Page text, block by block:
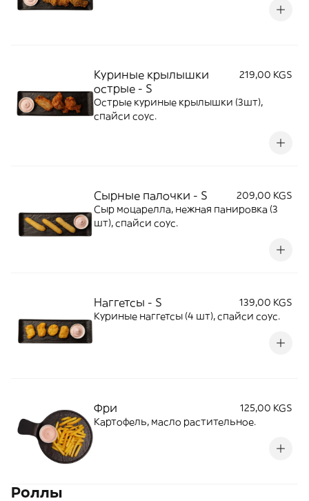
Куриные крылышки
острые - S
219,00 KGS
Острые куриные крылышки (3шт),
спайси соус.
Сырные палочки - S
209,00 KGS
Сыр моцарелла, нежная панировка (3
шт), спайси соус.
Наггетсы - S
139,00 KGS
Куриные наггетсы (4 шт), спайси соус.
Фри
125,00 KGS
Картофель, масло растительное.
Роллы